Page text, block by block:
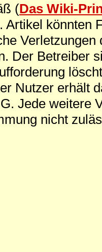
(Das Wiki-
Artikel könnten
Der Betreiber
Nutzer erhält
Jede weitere
nicht